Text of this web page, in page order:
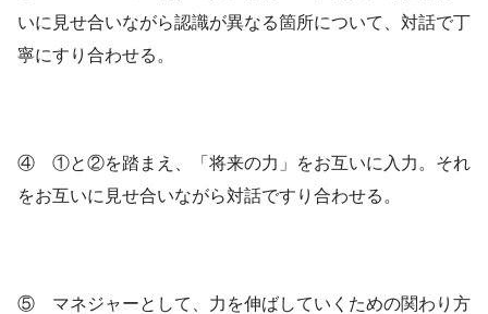
いに見せ合いながら認識が異なる箇所について、対話で丁
寧にすり合わせる。
④ ①と②を踏まえ、「将来の力」をお互いに入力。それ
をお互いに見せ合いながら対話ですり合わせる。
⑤ マネジャーとして、力を伸ばしていくための関わり方